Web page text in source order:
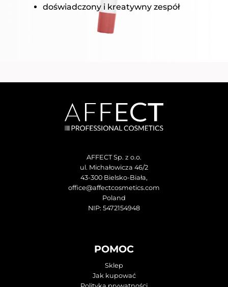
doświadczony i kreatywny zespół
AFFECT Sp. z o.o.
ul. Michałowicza 46/2
43-300 Bielsko-Biała,
office@affectcosmetics.com
Poland
NIP: 5472154948
POMOC
Sklep
Jak kupować